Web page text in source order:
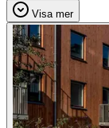
Visa mer